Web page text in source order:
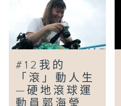
#12我的
「滾」動人生
—硬地滾球運
動員郭海瑩